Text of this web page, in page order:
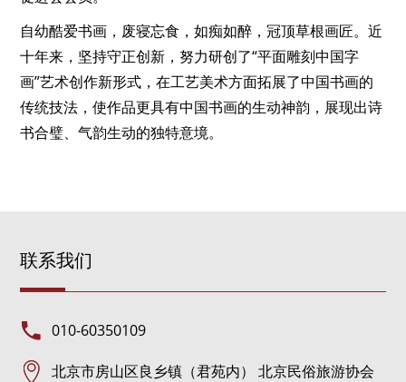
自幼酷爱书画，废寝忘食，如痴如醉，冠顶草根画匠。近
十年来，坚持守正创新，努力研创了“平面雕刻中国字
画”艺术创作新形式，在工艺美术方面拓展了中国书画的
传统技法，使作品更具有中国书画的生动神韵，展现出诗
书合璧、气韵生动的独特意境。
联系我们
010-60350109
北京市房山区良乡镇（君苑内） 北京民俗旅游协会